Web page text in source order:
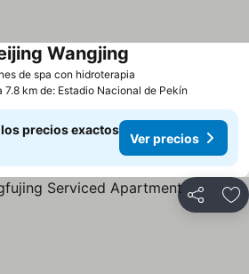
de spa con hidroterapia
Wangjing
7.8 km de: Estadio Nacional de Pekín
precios exactos
Ver precios
Compartir